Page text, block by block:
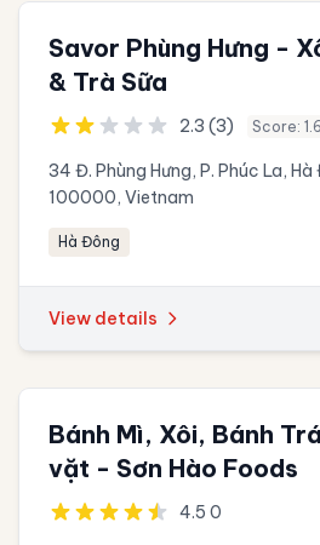
Savor Phùng Hưng -
& Trà Sữa
2.3 (3) Score:
34 Đ. Phùng Hưng, P. Phúc La,
100000, Vietnam
Hà Đông
View details
Bánh Mì, Xôi, Bánh
vặt - Sơn Hào Foods
4.5 0